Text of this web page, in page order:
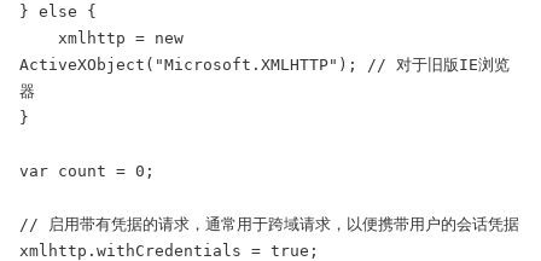
} else {
ActiveXObject("Microsoft.XMLHTTP"); // 对于旧版IE浏览
器
}
var count = 0;
// 启用带有凭据的请求，通常用于跨域请求，以便携带用户的会话凭据
xmlhttp.withCredentials = true;